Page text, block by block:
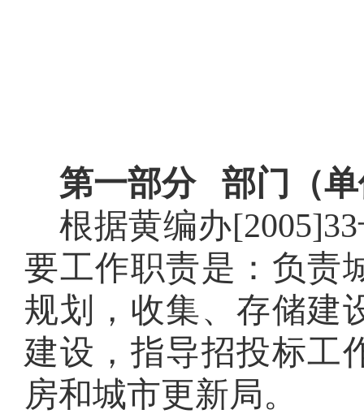
第一部分 部门（单
根据黄编办[2005]33
要工作职责是：负责
规划，收集、存储建
建设，指导招投标工
房和城市更新局。